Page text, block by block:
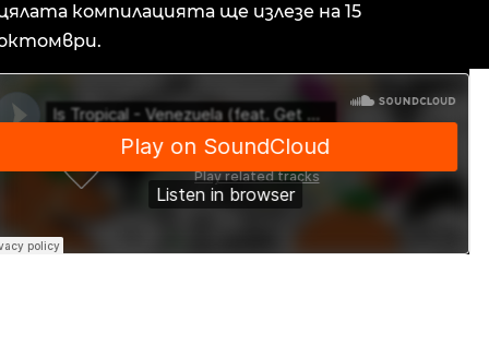
компилацията ще излезе на 15